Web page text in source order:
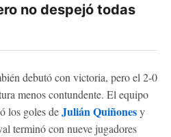
no despejó todas
debutó con victoria, pero el 2-0
menos contundente. El equipo
los goles deJulián Quiñonesy
terminó con nueve jugadores